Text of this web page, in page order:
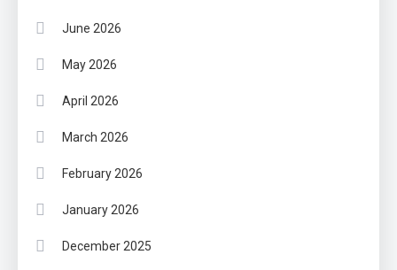
June 2026
May 2026
April 2026
March 2026
February 2026
January 2026
December 2025